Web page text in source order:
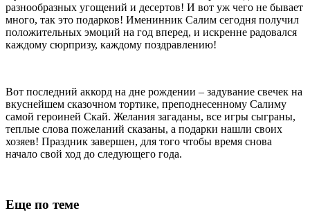
разнообразных угощений и десертов! И вот уж чего не бывает
много, так это подарков! Именинник Салим сегодня получил
положительных эмоций на год вперед, и искренне радовался
каждому сюрпризу, каждому поздравлению!
Вот последний аккорд на дне рождении – задувание свечек на
вкуснейшем сказочном тортике, преподнесенному Салиму
самой героиней Скай. Желания загаданы, все игры сыграны,
теплые слова пожеланий сказаны, а подарки нашли своих
хозяев! Праздник завершен, для того чтобы время снова
начало свой ход до следующего года.
Еще по теме